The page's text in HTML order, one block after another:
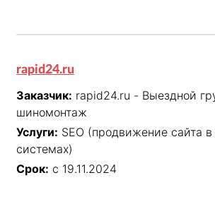
rapid24.ru
Заказчик: rapid24.ru - Выездной
шиномонтаж
Услуги: SEO (продвижение сайта
системах)
Срок: с 19.11.2024